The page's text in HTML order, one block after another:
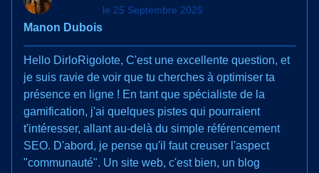
Manon Dubois
le 25 Septembre 2025
Hello DirloRigolote, C'est une excellente question, et
je suis ravie de voir que tu cherches à optimiser ta
présence en ligne ! En tant que spécialiste de la
gamification, j'ai quelques pistes qui pourraient
t'intéresser, allant au-delà du simple référencement
SEO. D'abord, je pense qu'il faut creuser l'aspect
"communauté". Un site web, c'est bien, un blog